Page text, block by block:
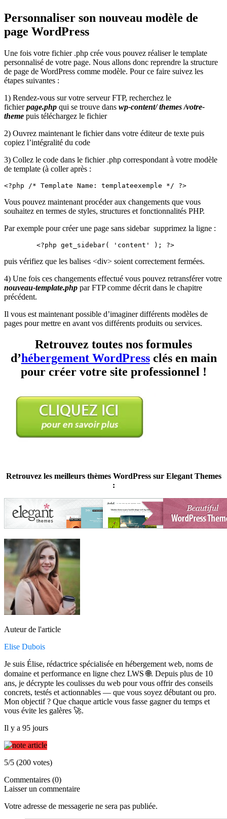
Personnaliser son nouveau modèle de
page WordPress
Une fois votre fichier .php crée vous pouvez réaliser le template
personnalisé de votre page. Nous allons donc reprendre la structure
de page de WordPress comme modèle. Pour ce faire suivez les
étapes suivantes :
1) Rendez-vous sur votre serveur FTP, recherchez le
fichierpage.php qui se trouve dans wp-content/ themes /votre-
theme puis téléchargez le fichier
2) Ouvrez maintenant le fichier dans votre éditeur de texte puis
copiez l’intégralité du code
3) Collez le code dans le fichier .php correspondant à votre modèle
de template (à coller après :
<?php /* Template Name: templateexemple */ ?>
Vous pouvez maintenant procéder aux changements que vous
souhaitez en termes de styles, structures et fonctionnalités PHP.
Par exemple pour créer une page sans sidebar supprimez la ligne :
	<?php get_sidebar( 'content' ); ?>
puis vérifiez que les balises <div> soient correctement fermées.
4) Une fois ces changements effectué vous pouvez retransférer votre
nouveau-template.php par FTP comme décrit dans le chapitre
précédent.
Il vous est maintenant possible d’imaginer différents modèles de
pages pour mettre en avant vos différents produits ou services.
Retrouvez toutes nos formules
d’hébergement WordPressclés en main
pour créer votre site professionnel !
Retrouvez les meilleurs thèmes WordPress sur Elegant Themes
:
Auteur de l'article
Elise Dubois
Je suis Élise, rédactrice spécialisée en hébergement web, noms de
domaine et performance en ligne chez LWS 🌐. Depuis plus de 10
ans, je décrypte les coulisses du web pour vous offrir des conseils
concrets, testés et actionnables — que vous soyez débutant ou pro.
Mon objectif ? Que chaque article vous fasse gagner du temps et
vous évite les galères 🚀.
Il y a 95 jours
5/5 (200 votes)
Commentaires (0)
Laisser un commentaire
Votre adresse de messagerie ne sera pas publiée.